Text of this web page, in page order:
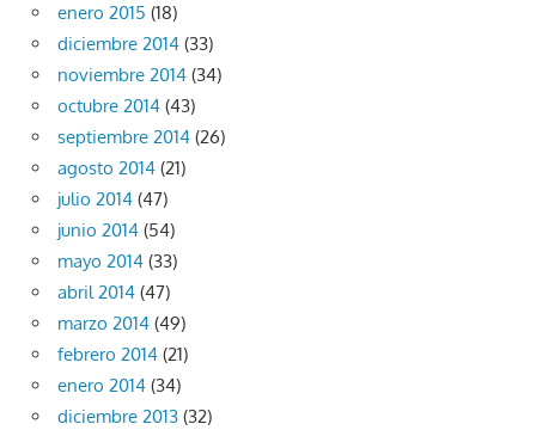
enero 2015 (18)
diciembre 2014 (33)
noviembre 2014 (34)
octubre 2014 (43)
septiembre 2014 (26)
agosto 2014 (21)
julio 2014 (47)
junio 2014 (54)
mayo 2014 (33)
abril 2014 (47)
marzo 2014 (49)
febrero 2014 (21)
enero 2014 (34)
diciembre 2013 (32)